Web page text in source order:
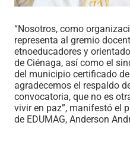
“Nosotros, como
representa al gremio
etnoeducadores y
de Ciénaga, así como el
del municipio certificado
agradecemos el respaldo
convocatoria, que no es
vivir en paz”, manifestó el
de EDUMAG, Anderson